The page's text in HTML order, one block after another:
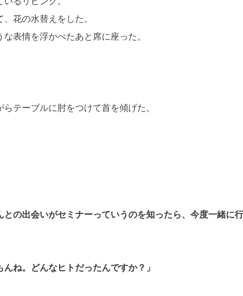
花の水替えをした。
表情を浮かべたあと席に座った。
テーブルに肘をつけて首を傾げた。
の出会いがセミナーっていうのを知ったら、今度一緒に行
ね。どんなヒトだったんですか？」